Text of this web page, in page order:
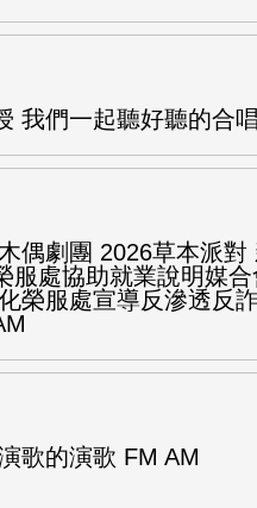
我們一起聽好聽的合
偶劇團 2026草本派對
服處協助就業說明媒
榮服處宣導反滲透反
歌的演歌 FM AM